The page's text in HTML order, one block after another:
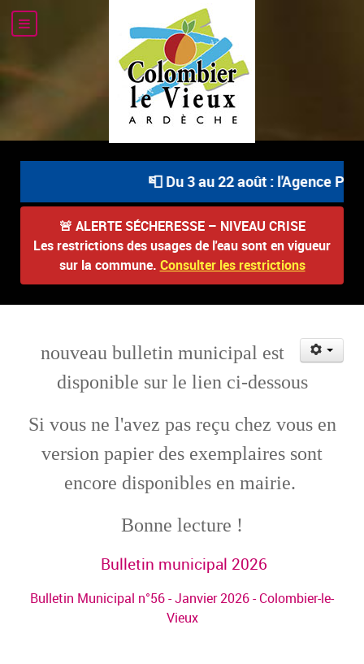
📮 Du 3 au 22 août : l'Agence
🚨 ALERTE SÉCHERESSE – NIVEAU CRISE
Les restrictions des usages de l'eau sont en vigueur
sur la commune. Consulter les restrictions
nouveau bulletin municipal est
disponible sur le lien ci-dessous
Si vous ne l'avez pas reçu chez vous en
version papier des exemplaires sont
encore disponibles en mairie.
Bonne lecture !
Bulletin municipal 2026
Bulletin Municipal n°56 - Janvier 2026 - Colombier-le-
Vieux